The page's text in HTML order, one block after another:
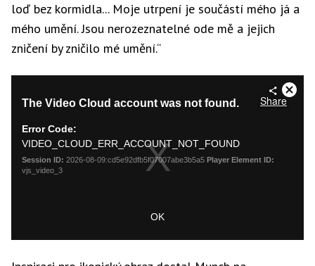
loď bez kormidla... Moje utrpení je součástí mého já a
mého umění. Jsou nerozeznatelné ode mě a jejich
zničení by zničilo mé umění.“